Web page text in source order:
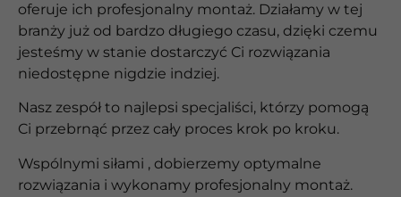
oferuje ich profesjonalny montaż. Działamy w tej
branży już od bardzo długiego czasu, dzięki czemu
jesteśmy w stanie dostarczyć Ci rozwiązania
niedostępne nigdzie indziej.
Nasz zespół to najlepsi specjaliści, którzy pomogą
Ci przebrnąć przez cały proces krok po kroku.
Wspólnymi siłami , dobierzemy optymalne
rozwiązania i wykonamy profesjonalny montaż.